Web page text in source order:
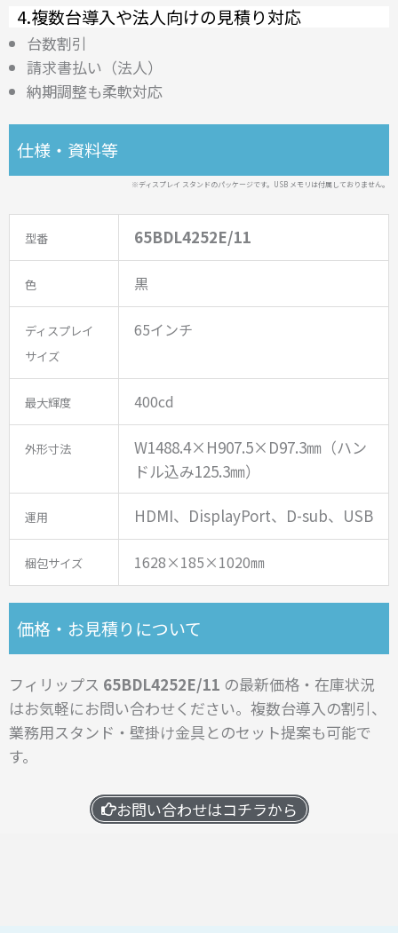
4.複数台導入や法人向けの見積り対応
台数割引
請求書払い（法人）
納期調整も柔軟対応
仕様・資料等
※ディスプレイ スタンドのパッケージです。USB メモリは付属しておりません。
型番 65BDL4252E/11
色 黒
ディスプレイ
サイズ
65インチ
最大輝度 400cd
外形寸法
W1488.4×H907.5×D97.3㎜（ハン
ドル込み125.3㎜）
運用 HDMI、DisplayPort、D-sub、USB
梱包サイズ 1628×185×1020㎜
価格・お見積りについて
フィリップス 65BDL4252E/11 の最新価格・在庫状況
はお気軽にお問い合わせください。 複数台導入の割引、
業務用スタンド・壁掛け金具とのセット提案も可能で
す。
お問い合わせはコチラから